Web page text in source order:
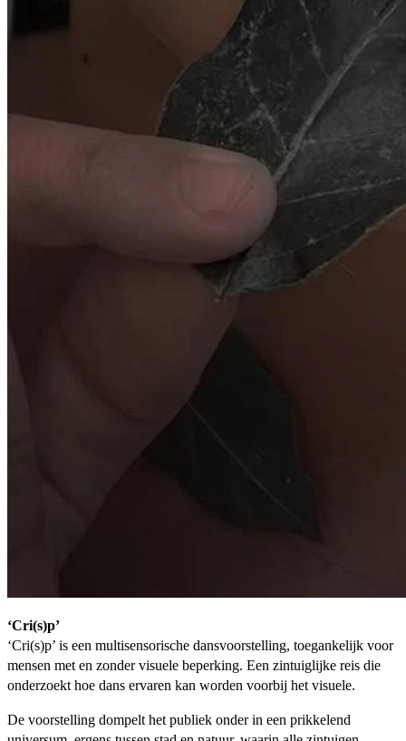
‘Cri(s)p’
‘Cri(s)p’ is een multisensorische dansvoorstelling, toegankelijk voor
mensen met en zonder visuele beperking. Een zintuiglijke reis die
onderzoekt hoe dans ervaren kan worden voorbij het visuele.
De voorstelling dompelt het publiek onder in een prikkelend